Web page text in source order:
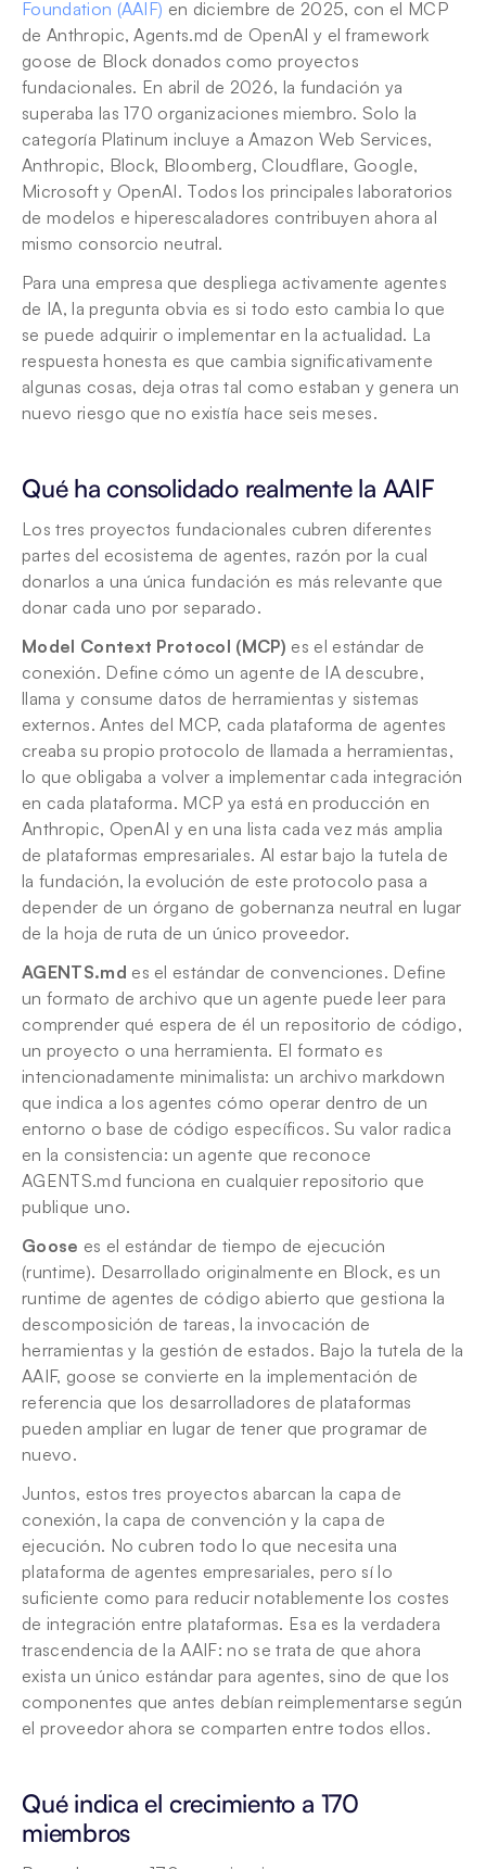
Foundation (AAIF) en diciembre de 2025, con el MCP
de Anthropic, Agents.md de OpenAI y el framework
goose de Block donados como proyectos
fundacionales. En abril de 2026, la fundación ya
superaba las 170 organizaciones miembro. Solo la
categoría Platinum incluye a Amazon Web Services,
Anthropic, Block, Bloomberg, Cloudflare, Google,
Microsoft y OpenAI. Todos los principales laboratorios
de modelos e hiperescaladores contribuyen ahora al
mismo consorcio neutral.
Para una empresa que despliega activamente agentes
de IA, la pregunta obvia es si todo esto cambia lo que
se puede adquirir o implementar en la actualidad. La
respuesta honesta es que cambia significativamente
algunas cosas, deja otras tal como estaban y genera un
nuevo riesgo que no existía hace seis meses.
Qué ha consolidado realmente la AAIF
Los tres proyectos fundacionales cubren diferentes
partes del ecosistema de agentes, razón por la cual
donarlos a una única fundación es más relevante que
donar cada uno por separado.
Model Context Protocol (MCP) es el estándar de
conexión. Define cómo un agente de IA descubre,
llama y consume datos de herramientas y sistemas
externos. Antes del MCP, cada plataforma de agentes
creaba su propio protocolo de llamada a herramientas,
lo que obligaba a volver a implementar cada integración
en cada plataforma. MCP ya está en producción en
Anthropic, OpenAI y en una lista cada vez más amplia
de plataformas empresariales. Al estar bajo la tutela de
la fundación, la evolución de este protocolo pasa a
depender de un órgano de gobernanza neutral en lugar
de la hoja de ruta de un único proveedor.
AGENTS.md es el estándar de convenciones. Define
un formato de archivo que un agente puede leer para
comprender qué espera de él un repositorio de código,
un proyecto o una herramienta. El formato es
intencionadamente minimalista: un archivo markdown
que indica a los agentes cómo operar dentro de un
entorno o base de código específicos. Su valor radica
en la consistencia: un agente que reconoce
AGENTS.md funciona en cualquier repositorio que
publique uno.
Goose es el estándar de tiempo de ejecución
(runtime). Desarrollado originalmente en Block, es un
runtime de agentes de código abierto que gestiona la
descomposición de tareas, la invocación de
herramientas y la gestión de estados. Bajo la tutela de la
AAIF, goose se convierte en la implementación de
referencia que los desarrolladores de plataformas
pueden ampliar en lugar de tener que programar de
nuevo.
Juntos, estos tres proyectos abarcan la capa de
conexión, la capa de convención y la capa de
ejecución. No cubren todo lo que necesita una
plataforma de agentes empresariales, pero sí lo
suficiente como para reducir notablemente los costes
de integración entre plataformas. Esa es la verdadera
trascendencia de la AAIF: no se trata de que ahora
exista un único estándar para agentes, sino de que los
componentes que antes debían reimplementarse según
el proveedor ahora se comparten entre todos ellos.
Qué indica el crecimiento a 170
miembros